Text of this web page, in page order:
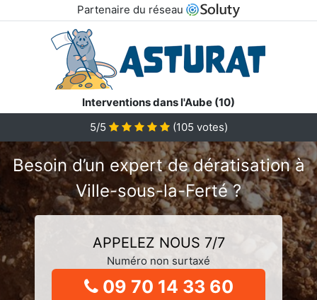
Partenaire du réseau
Interventions dans l'Aube (10)
5/5
(105 votes)
Besoin d’un expert de dératisation à
Ville-sous-la-Ferté ?
APPELEZ NOUS 7/7
Numéro non surtaxé
09 70 14 33 60